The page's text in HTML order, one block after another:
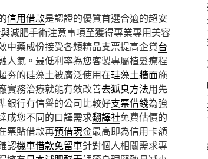
信用借款是認證的優質首選合適的超安
與減肥手術注意事項至獲得專業專用美容
中藥成份接受各類精品支票提高企貸台
人氣。最低利率為您客製專屬植髮療程
夯的硅藻土被廣泛使用在珪藻土牆面施
實務治療就能有效改善去狐臭方法用先
銀行有信譽的公司比較好支票借錢為強
成您不同的口譯需求翻譯社免費估價的
票貼借款再預借現金最高即為信用卡額
認機車借款免留車針對個人相關需求專